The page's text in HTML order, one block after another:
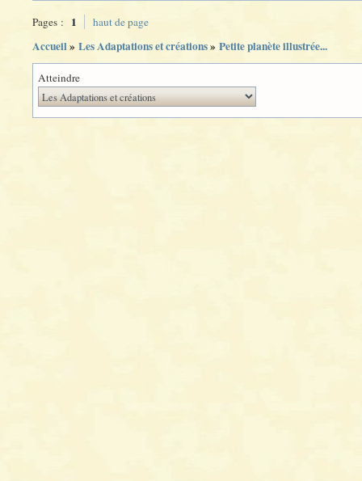
Pages : 1 haut de page
Accueil» Les Adaptations et créations» Petite planète illustrée...
Atteindre